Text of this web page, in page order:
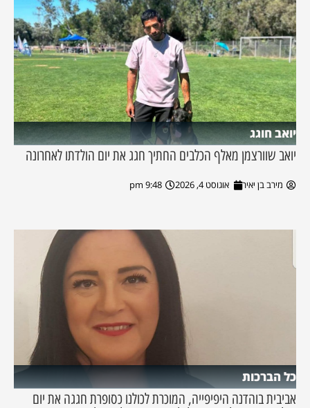
יואב חוגג
יואב שוורצמן מאלף הכלבים החתיך חגג את יום הולדתו לאחרונה
מירב בן יאיר אוגוסט 4, 2026 9:48 pm
כל הברכות
אביבית בוהדנה היפיפייה, המוכרת לכולנו כסופרת חגגה את יום